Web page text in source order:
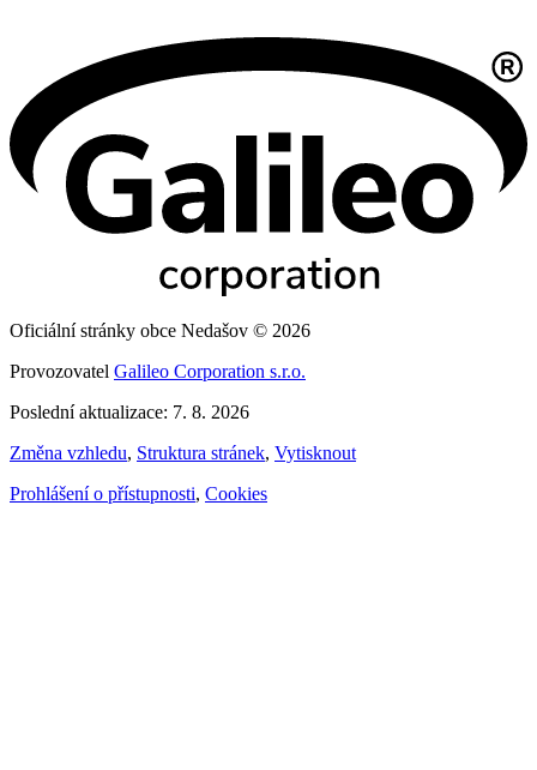
Oficiální stránky obce Nedašov © 2026
Provozovatel Galileo Corporation s.r.o.
Poslední aktualizace: 7. 8. 2026
Změna vzhledu, Struktura stránek, Vytisknout
Prohlášení o přístupnosti, Cookies